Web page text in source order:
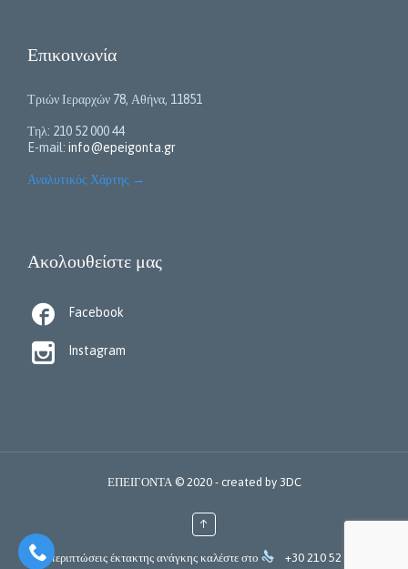
Επικοινωνία
Τριών Ιεραρχών 78, Αθήνα, 11851
Τηλ: 210 52 000 44
E-mail: info@epeigonta.gr
Αναλυτικός Χάρτης →
Ακολουθείστε μας
 Facebook
 Instagram
ΕΠΕΙΓΟΝΤΑ © 2020 - created by 3DC
↑
Για περιπτώσεις έκτακτης ανάγκης καλέστε στο  +30 210 52 000 44
